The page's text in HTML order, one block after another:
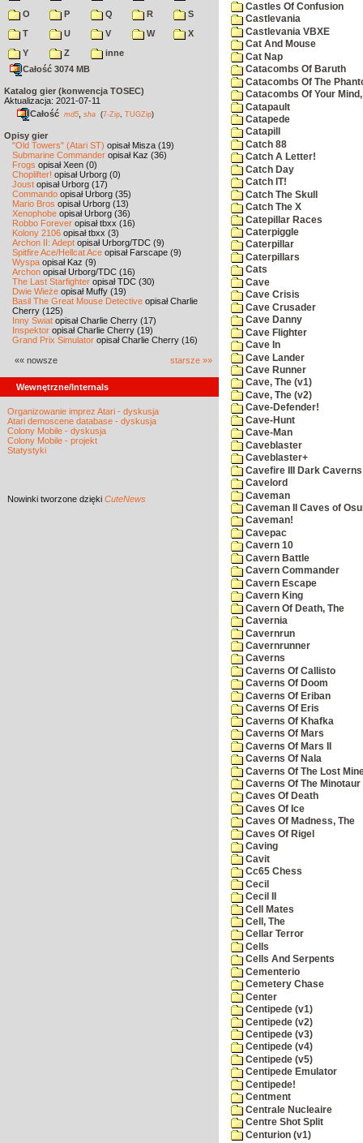
O
P Q R
S
T
U V W
X
Y
Z
inne
Całość 3074 MB
Katalog gier (konwencja TOSEC)
Aktualizacja: 2021-07-11
Całość md5 sha (7-Zip TUGZip)
Opisy gier
"Old Towers" (Atari ST) opisał Misza (19)
Submarine Commander opisał Kaz (36)
Frogs opisał Xeen (0)
Choplifter! opisał Urborg (0)
Joust opisał Urborg (17)
Commando opisał Urborg (35)
Mario Bros opisał Urborg (13)
Xenophobe opisał Urborg (36)
Robbo Forever opisał tbxx (16)
Kolony 2106 opisał tbxx (3)
Archon II: Adept opisał Urborg/TDC (9)
Spitfire Ace/Hellcat Ace opisał Farscape (9)
Wyspa opisał Kaz (9)
Archon opisał Urborg/TDC (16)
The Last Starfighter opisał TDC (30)
Dwie Wieże opisał Muffy (19)
Basil The Great Mouse Detective opisał Charlie
Cherry (125)
Inny Świat opisał Charlie Cherry (17)
Inspektor opisał Charlie Cherry (19)
Grand Prix Simulator opisał Charlie Cherry (16)
«« nowsze starsze »»
Wewnętrzne/Internals
Organizowanie imprez Atari - dyskusja
Atari demoscene database - dyskusja
Colony Mobile - dyskusja
Colony Mobile - projekt
Statystyki
Nowinki tworzone dzięki CuteNews
Castles Of Confusion
Castlevania
Castlevania VBXE
Cat And Mouse
Cat Nap
Catacombs Of Baruth
Catacombs Of The
Catacombs Of Your
Catapault
Catapede
Catapill
Catch 88
Catch A Letter!
Catch Day
Catch IT!
Catch The Skull
Catch The X
Catepillar Races
Caterpiggle
Caterpillar
Caterpillars
Cats
Cave
Cave Crisis
Cave Crusader
Cave Danny
Cave Flighter
Cave In
Cave Lander
Cave Runner
Cave, The (v1)
Cave, The (v2)
Cave-Defender!
Cave-Hunt
Cave-Man
Caveblaster
Caveblaster+
Cavefire III Dark Caverns
Cavelord
Caveman
Caveman II Caves of
Caveman!
Cavepac
Cavern 10
Cavern Battle
Cavern Commander
Cavern Escape
Cavern King
Cavern Of Death, The
Cavernia
Cavernrun
Cavernrunner
Caverns
Caverns Of Callisto
Caverns Of Doom
Caverns Of Eriban
Caverns Of Eris
Caverns Of Khafka
Caverns Of Mars
Caverns Of Mars II
Caverns Of Nala
Caverns Of The Lost
Caverns Of The Minotaur
Caves Of Death
Caves Of Ice
Caves Of Madness, The
Caves Of Rigel
Caving
Cavit
Cc65 Chess
Cecil
Cecil II
Cell Mates
Cell, The
Cellar Terror
Cells
Cells And Serpents
Cementerio
Cemetery Chase
Center
Centipede (v1)
Centipede (v2)
Centipede (v3)
Centipede (v4)
Centipede (v5)
Centipede Emulator
Centipede!
Centment
Centrale Nucleaire
Centre Shot Split
Centurion (v1)